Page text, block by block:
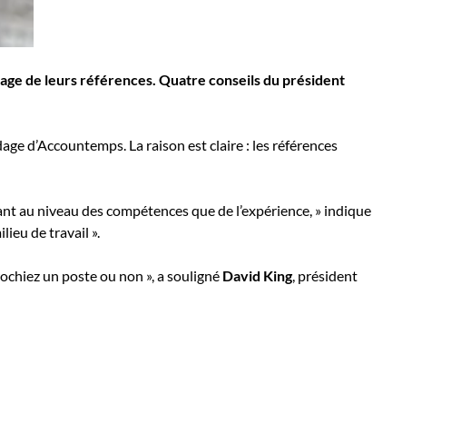
de leurs références. Quatre conseils du président
d’Accountemps. La raison est claire : les références
au niveau des compétences que de l’expérience, » indique
de travail ».
un poste ou non », a souligné David King, président